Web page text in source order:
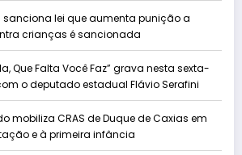
sanciona lei que aumenta punição a
crianças é sancionada
Que Falta Você Faz” grava nesta sexta-
o deputado estadual Flávio Serafini
mobiliza CRAS de Duque de Caxias em
e à primeira infância